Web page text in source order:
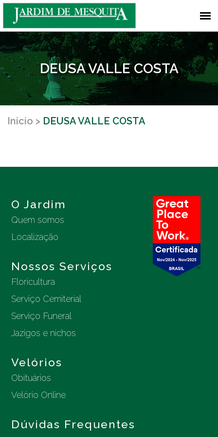
DEUSA VALLE COSTA
Inicio DEUSA VALLE COSTA
O Jardim
Quem somos
Localização
Nossos Serviços
Floricultura
Serviço Cemiterial
Serviço Funeral
Jazigos e nichos
Velórios
Obituários
Velório Online
Dúvidas Frequentes